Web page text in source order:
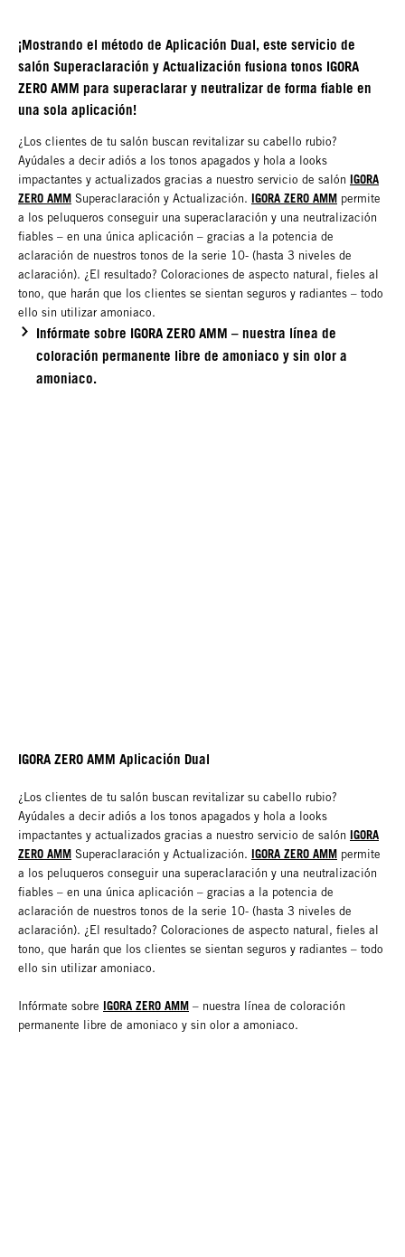
¡Mostrando el método de Aplicación Dual, este servicio de
salón Superaclaración y Actualización fusiona tonos IGORA
ZERO AMM para superaclarar y neutralizar de forma fiable en
una sola aplicación!
¿Los clientes de tu salón buscan revitalizar su cabello rubio?
Ayúdales a decir adiós a los tonos apagados y hola a looks
impactantes y actualizados gracias a nuestro servicio de salón IGORA
ZERO AMM Superaclaración y Actualización. IGORA ZERO AMM permite
a los peluqueros conseguir una superaclaración y una neutralización
fiables – en una única aplicación – gracias a la potencia de
aclaración de nuestros tonos de la serie 10- (hasta 3 niveles de
aclaración). ¿El resultado? Coloraciones de aspecto natural, fieles al
tono, que harán que los clientes se sientan seguros y radiantes – todo
ello sin utilizar amoniaco.
Infórmate sobre IGORA ZERO AMM – nuestra línea de
coloración permanente libre de amoniaco y sin olor a
amoniaco.
IGORA ZERO AMM Aplicación Dual
¿Los clientes de tu salón buscan revitalizar su cabello rubio?
Ayúdales a decir adiós a los tonos apagados y hola a looks
impactantes y actualizados gracias a nuestro servicio de salón IGORA
ZERO AMM Superaclaración y Actualización. IGORA ZERO AMM permite
a los peluqueros conseguir una superaclaración y una neutralización
fiables – en una única aplicación – gracias a la potencia de
aclaración de nuestros tonos de la serie 10- (hasta 3 niveles de
aclaración). ¿El resultado? Coloraciones de aspecto natural, fieles al
tono, que harán que los clientes se sientan seguros y radiantes – todo
ello sin utilizar amoniaco.
Infórmate sobre IGORA ZERO AMM – nuestra línea de coloración
permanente libre de amoniaco y sin olor a amoniaco.